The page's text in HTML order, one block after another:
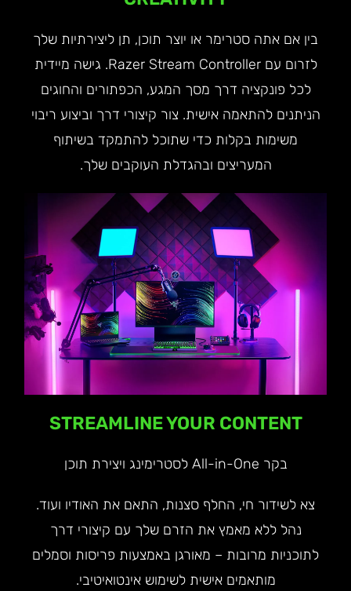
בין אם אתה סטרימר או יוצר תוכן, תן ליצירתיות שלך
לזרום עם Razer Stream Controller. גישה מיידית
לכל פונקציה דרך מסך המגע, הכפתורים והחוגים
הניתנים להתאמה אישית. צור קיצורי דרך וביצוע ריבוי
משימות בקלות כדי שתוכל להתמקד בשיתוף
המעריצים ובהגדלת העוקבים שלך.
STREAMLINE YOUR CONTENT
בקר All-in-One לסטרימינג ויצירת תוכן
צא לשידור חי, החלף סצנות, התאם את האודיו ועוד.
נהל ללא מאמץ את הזרם שלך עם קיצורי דרך
לתוכניות מרובות – מאורגן באמצעות פריסות וסמלים
מותאמים אישית לשימוש אינטואיטיבי.